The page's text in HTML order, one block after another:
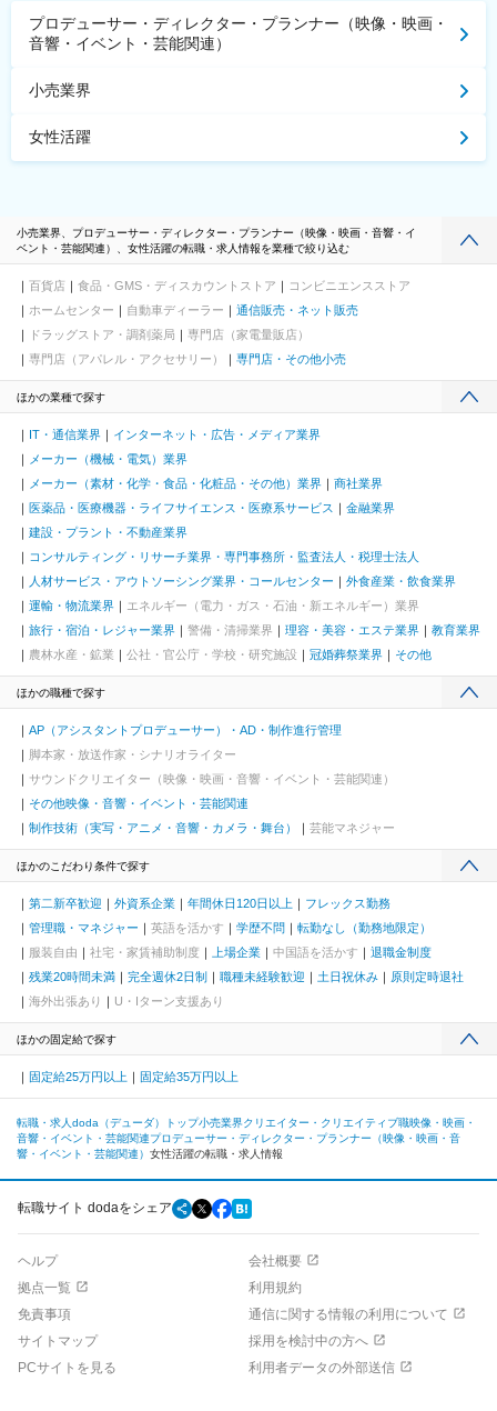
プロデューサー・ディレクター・プランナー（映像・映画・
音響・イベント・芸能関連）
小売業界
女性活躍
小売業界、プロデューサー・ディレクター・プランナー（映像・映画・音響・イ
ベント・芸能関連）、女性活躍の転職・求人情報を業種で絞り込む
百貨店 食品・GMS・ディスカウントストア
コンビニエンスストア
ホームセンター
自動車ディーラー
通信販売・ネット販売
ドラッグストア・調剤薬局
専門店（家電量販店）
専門店（アパレル・アクセサリー）
専門店・その他小売
ほかの業種で探す
IT・通信業界
インターネット・広告・メディア業界
メーカー（機械・電気）業界
メーカー（素材・化学・食品・化粧品・その他）業界
商社業界
医薬品・医療機器・ライフサイエンス・医療系サービス
金融業界
建設・プラント・不動産業界
コンサルティング・リサーチ業界・専門事務所・監査法人・税理士法人
人材サービス・アウトソーシング業界・コールセンター
外食産業・飲食業界
運輸・物流業界
エネルギー（電力・ガス・石油・新エネルギー）業界
旅行・宿泊・レジャー業界
警備・清掃業界 理容・美容・エステ業界
教育業界
農林水産・鉱業
公社・官公庁・学校・研究施設 冠婚葬祭業界 その他
ほかの職種で探す
AP（アシスタントプロデューサー）・AD・制作進行管理
脚本家・放送作家・シナリオライター
サウンドクリエイター（映像・映画・音響・イベント・芸能関連）
その他映像・音響・イベント・芸能関連
制作技術（実写・アニメ・音響・カメラ・舞台）
芸能マネジャー
ほかのこだわり条件で探す
第二新卒歓迎 外資系企業 年間休日120日以上
フレックス勤務
管理職・マネジャー
英語を活かす 学歴不問
転勤なし（勤務地限定）
服装自由
社宅・家賃補助制度 上場企業 中国語を活かす
退職金制度
残業20時間未満
完全週休2日制 職種未経験歓迎 土日祝休み
原則定時退社
海外出張あり
U・Iターン支援あり
ほかの固定給で探す
固定給25万円以上 固定給35万円以上
転職・求人doda（デューダ）トップ小売業界クリエイター・クリエイティブ職映像・映画・
音響・イベント・芸能関連プロデューサー・ディレクター・プランナー（映像・映画・音
響・イベント・芸能関連） 女性活躍の転職・求人情報
転職サイト dodaをシェア
ヘルプ
会社概要
拠点一覧
利用規約
免責事項
通信に関する情報の利用について
サイトマップ
採用を検討中の方へ
PCサイトを見る
利用者データの外部送信